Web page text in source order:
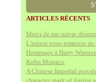
ARTICLES RÉCENTS
Merci de me suivre
L'auteur vous remercie
Hommage à Harry
Kohn Monaco
A Chinese Imperial
character mark of Jiajing